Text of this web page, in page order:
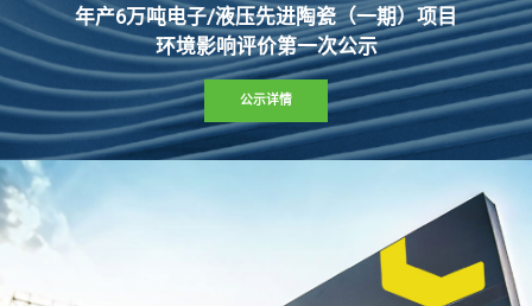
年产6万吨电子/液压先进陶瓷（一期）项目
环境影响评价第一次公示
公示详情